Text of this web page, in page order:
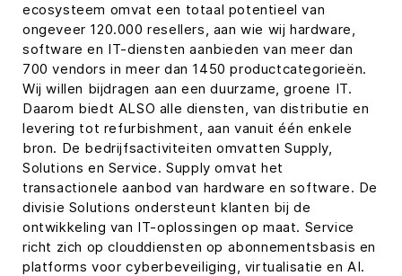
ecosysteem omvat een totaal potentieel van
ongeveer 120.000 resellers, aan wie wij hardware,
software en IT-diensten aanbieden van meer dan
700 vendors in meer dan 1450 productcategorieën.
Wij willen bijdragen aan een duurzame, groene IT.
Daarom biedt ALSO alle diensten, van distributie en
levering tot refurbishment, aan vanuit één enkele
bron. De bedrijfsactiviteiten omvatten Supply,
Solutions en Service. Supply omvat het
transactionele aanbod van hardware en software. De
divisie Solutions ondersteunt klanten bij de
ontwikkeling van IT-oplossingen op maat. Service
richt zich op clouddiensten op abonnementsbasis en
platforms voor cyberbeveiliging, virtualisatie en AI.